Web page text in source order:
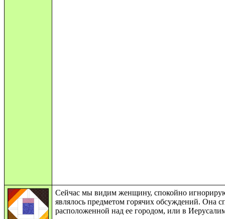
Сейчас мы видим женщину, спокойно
являлось предметом горячих обсуждений. Она
расположенной над ее городом, или в